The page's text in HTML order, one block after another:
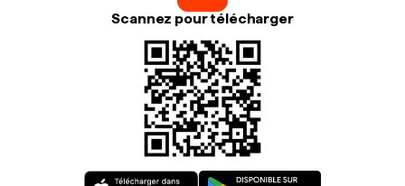
Scannez pour télécharger